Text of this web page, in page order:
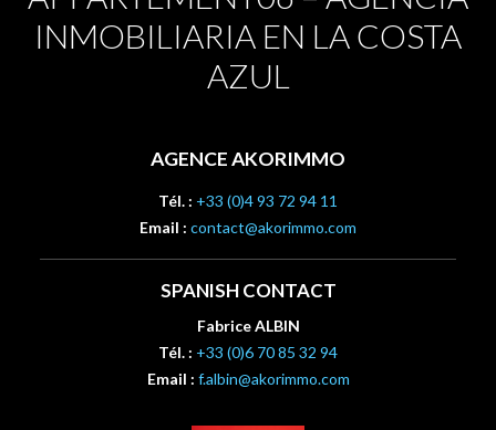
INMOBILIARIA EN LA COSTA
AZUL
AGENCE AKORIMMO
Tél. : +33 (0)4 93 72 94 11
Email : contact@akorimmo.com
SPANISH CONTACT
Fabrice ALBIN
Tél. : +33 (0)6 70 85 32 94
Email : f.albin@akorimmo.com